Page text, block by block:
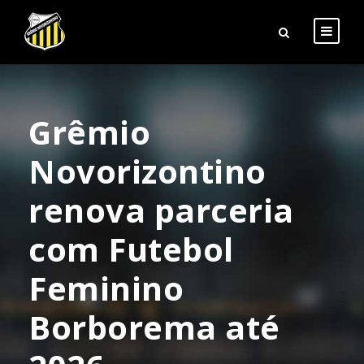
Grêmio
Novorizontino
renova parceria
com Futebol
Feminino
Borborema até